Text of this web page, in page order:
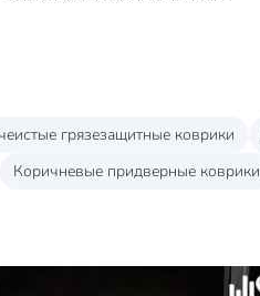
грязезащитные коврики
Коричневые придверные коврики